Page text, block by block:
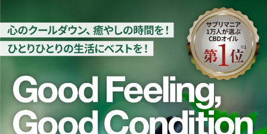
CBDオイルおすすめ3商品の購入